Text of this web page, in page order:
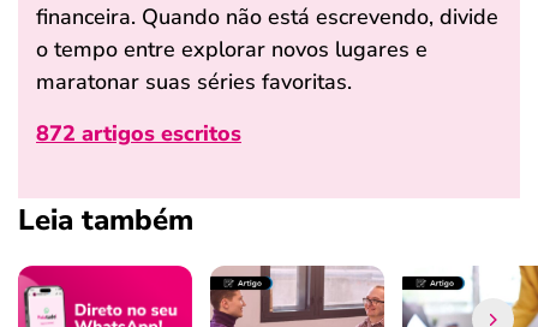
financeira. Quando não está escrevendo, divide
o tempo entre explorar novos lugares e
maratonar suas séries favoritas.
872 artigos escritos
Leia também